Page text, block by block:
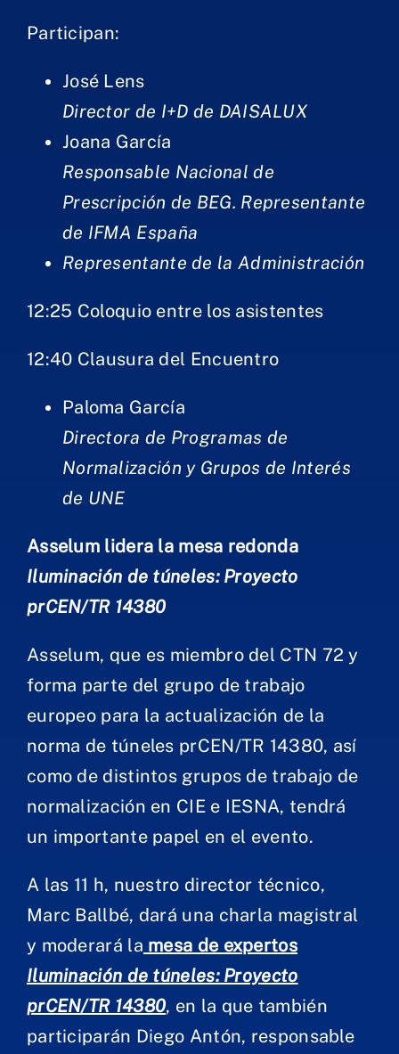
Participan:​
José Lens
Director de I+D de DAISALUX​
Joana García
Responsable Nacional de
Prescripción de BEG​. Representante
de IFMA España​​​
Representante de la Administración
12:25 Coloquio entre los asistentes
12:4​0 Clausura del Encuentro
Paloma García
Directora de Programas de
Normalización y Grupos de Interés
de UNE
Asselum lidera la mesa redonda
Iluminación de túneles: Proyecto
prCEN/TR 14380
Asselum, que es miembro del CTN 72 y
forma parte del grupo de trabajo
europeo para la actualización de la
norma de túneles prCEN/TR 14380, así
como de distintos grupos de trabajo de
normalización en CIE e IESNA, tendrá
un importante papel en el evento.
A las 11 h, nuestro director técnico,
Marc Ballbé, dará una charla magistral
y moderará la mesa de expertos
Iluminación de túneles: Proyecto
prCEN/TR 14380, en la que también
participarán Diego Antón, responsable
corner
Contacto